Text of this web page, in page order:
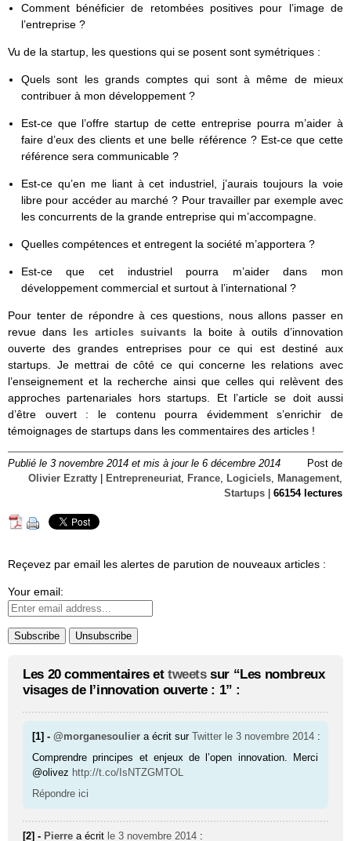
Comment bénéficier de retombées positives pour l’image de
l’entreprise ?
Vu de la startup, les questions qui se posent sont symétriques :
Quels sont les grands comptes qui sont à même de mieux
contribuer à mon développement ?
Est-ce que l’offre startup de cette entreprise pourra m’aider à
faire d’eux des clients et une belle référence ? Est-ce que cette
référence sera communicable ?
Est-ce qu’en me liant à cet industriel, j’aurais toujours la voie
libre pour accéder au marché ? Pour travailler par exemple avec
les concurrents de la grande entreprise qui m’accompagne.
Quelles compétences et entregent la société m’apportera ?
Est-ce que cet industriel pourra m’aider dans mon
développement commercial et surtout à l’international ?
Pour tenter de répondre à ces questions, nous allons passer en
revue dans les articles suivants la boite à outils d’innovation
ouverte des grandes entreprises pour ce qui est destiné aux
startups. Je mettrai de côté ce qui concerne les relations avec
l’enseignement et la recherche ainsi que celles qui relèvent des
approches partenariales hors startups. Et l’article se doit aussi
d’être ouvert : le contenu pourra évidemment s’enrichir de
témoignages de startups dans les commentaires des articles !
Publié le 3 novembre 2014 et mis à jour le 6 décembre 2014
Post de
Olivier Ezratty
Entrepreneuriat, France, Logiciels, Management,
Startups
66154 lectures
Reçevez par email les alertes de parution de nouveaux articles :
Your email:
Les 20 commentaires et tweetssur “Les nombreux
visages de l’innovation ouverte : 1” :
[1] -@morganesoulier a écrit surTwitter le 3 novembre 2014 :
Comprendre principes et enjeux de l’open innovation. Merci
@olivez http://t.co/IsNTZGMTOL
Répondre ici
[2] - Pierre a écrit le 3 novembre 2014 :